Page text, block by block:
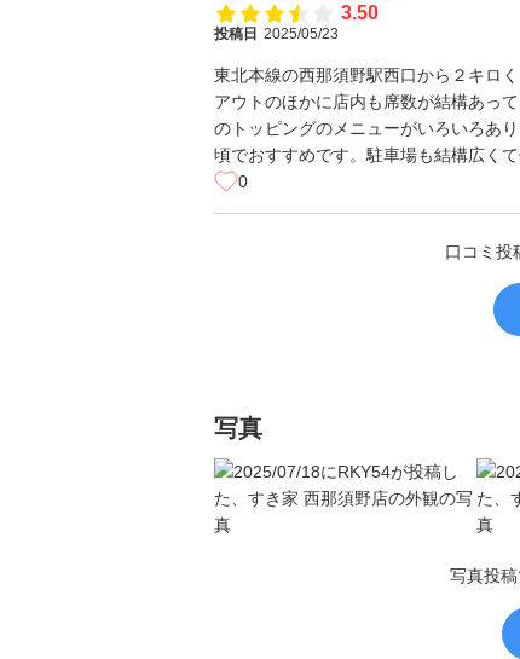
3.50
投稿日 2025/05/23
東北本線の西那須野駅西口から２キロ
アウトのほかに店内も席数が結構あっ
のトッピングのメニューがいろいろあ
頃でおすすめです。駐車場も結構広くて
0
口コミ投
写真
写真投稿